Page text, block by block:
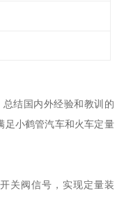
结国内外经验和教训的
足小鹤管汽车和火车定量
关阀信号，实现定量装